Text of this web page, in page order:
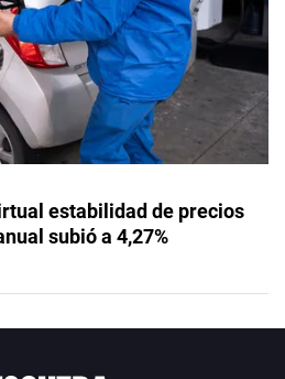
estabilidad de precios
subió a 4,27%